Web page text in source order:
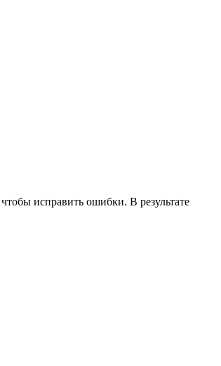
исправить ошибки. В результате